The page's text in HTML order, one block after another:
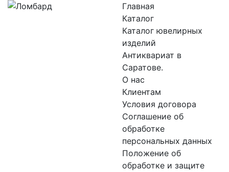
Главная
Каталог
Каталог ювелирных
изделий
Антиквариат в
Саратове.
О нас
Клиентам
Условия договора
Соглашение об
обработке
персональных данных
Положение об
обработке и защите